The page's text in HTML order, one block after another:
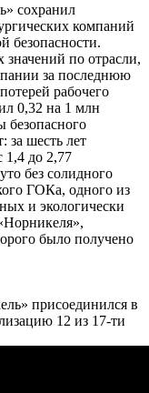
сохранил
компаний
безопасности.
значений по отрасли,
за последнюю
рабочего
0,32 на 1 млн
безопасного
за шесть лет
1,4 до 2,77
без солидного
ГОКа, одного из
и экологически
было получено
присоединился в
12 из 17-ти